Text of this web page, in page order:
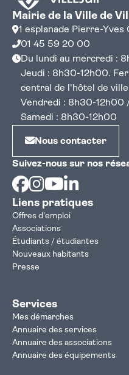
Mairie de la Ville de
1 esplanade Pierre-
01 45 59 20 00
Du lundi au mercredi :
Jeudi : 8h30-12h00.
central de l'hôtel de
Vendredi : 8h30-12h00
Samedi : 8h30-12h00
Nous contacter
Suivez-nous sur nos
Facebook
Instagram
Youtube
Liens pratiques
Offres d'emploi
Associations
Étudiants / étudiantes
Nouveaux habitants
Presse
Services
Mes démarches
Annuaire des services
Annuaire des associations
Annuaire des équipements